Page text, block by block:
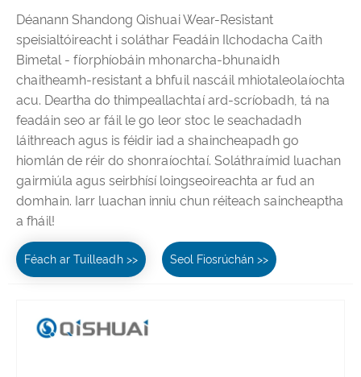
Déanann Shandong Qishuai Wear-Resistant
speisialtóireacht i soláthar Feadáin Ilchodacha Caith
Bimetal - fíorphíobáin mhonarcha-bhunaidh
chaitheamh-resistant a bhfuil nascáil mhiotaleolaíochta
acu. Deartha do thimpeallachtaí ard-scríobadh, tá na
feadáin seo ar fáil le go leor stoc le seachadadh
láithreach agus is féidir iad a shaincheapadh go
hiomlán de réir do shonraíochtaí. Soláthraímid luachan
gairmiúla agus seirbhísí loingseoireachta ar fud an
domhain. Iarr luachan inniu chun réiteach saincheaptha
a fháil!
Féach ar Tuilleadh >> Seol Fiosrúchán >>